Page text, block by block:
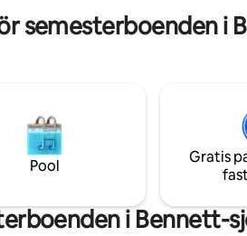
semesterboenden i
Pool
Gratis
i Bennett-